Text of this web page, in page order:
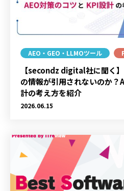
AEO・GEO・LLMOツール
【secondz digital社に聞く
の情報が引用されないのか？
計の考え方を紹介
2026.06.15